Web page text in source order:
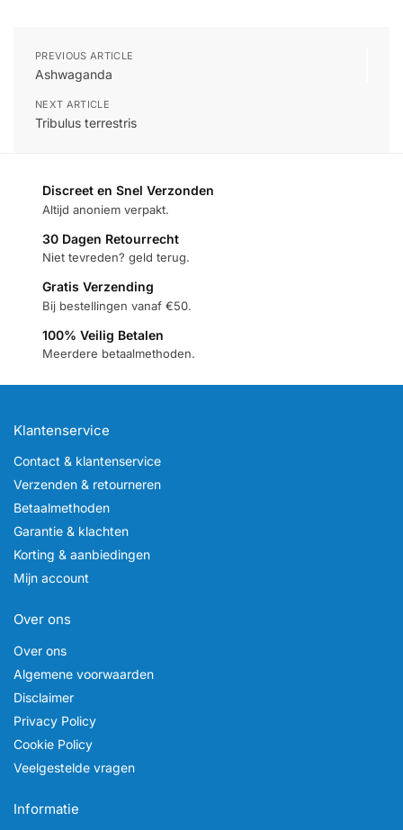
PREVIOUS ARTICLE
Ashwaganda
NEXT ARTICLE
Tribulus terrestris
Discreet en Snel Verzonden
Altijd anoniem verpakt.
30 Dagen Retourrecht
Niet tevreden? geld terug.
Gratis Verzending
Bij bestellingen vanaf €50.
100% Veilig Betalen
Meerdere betaalmethoden.
Klantenservice
Contact & klantenservice
Verzenden & retourneren
Betaalmethoden
Garantie & klachten
Korting & aanbiedingen
Mijn account
Over ons
Over ons
Algemene voorwaarden
Disclaimer
Privacy Policy
Cookie Policy
Veelgestelde vragen
Informatie